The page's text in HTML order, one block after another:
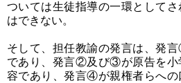
ついては生徒指導の一環として
はできない。
そして、担任教諭の発言は、発
であり、発言②及び③が原告を小
容であり、発言④が親権者らへの